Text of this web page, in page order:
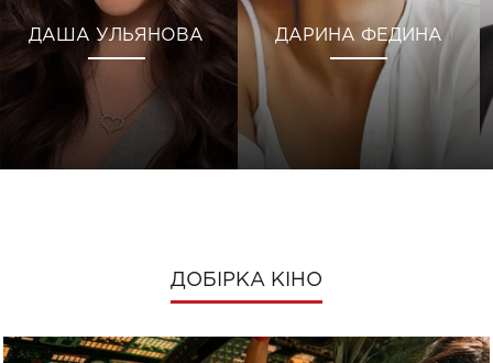
ДАША УЛЬЯНОВА ДАРИНА ФЕДИНА
ДОБІРКА КІНО